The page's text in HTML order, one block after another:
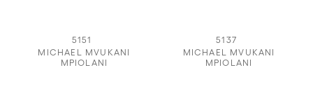
5151
MICHAEL MVUKANI
MPIOLANI
5137
MICHAEL MVUKANI
MPIOLANI